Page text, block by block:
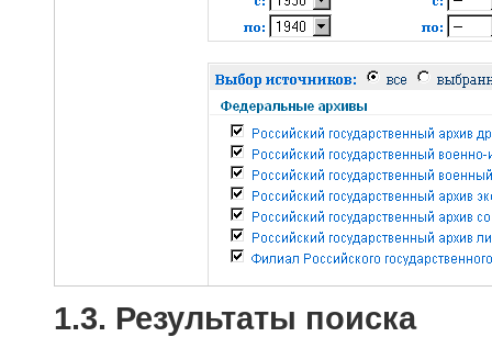
1.3. Результаты поиска